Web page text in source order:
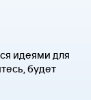
паспорт.
идеями для
будет